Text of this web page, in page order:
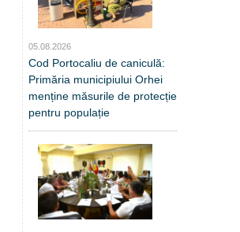
05.08.2026
Cod Portocaliu de caniculă:
Primăria municipiului Orhei
menține măsurile de protecție
pentru populație